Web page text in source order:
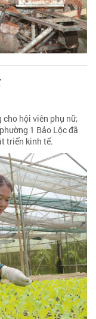
hội viên phụ nữ,
1 Bảo Lộc đã
triển kinh tế.